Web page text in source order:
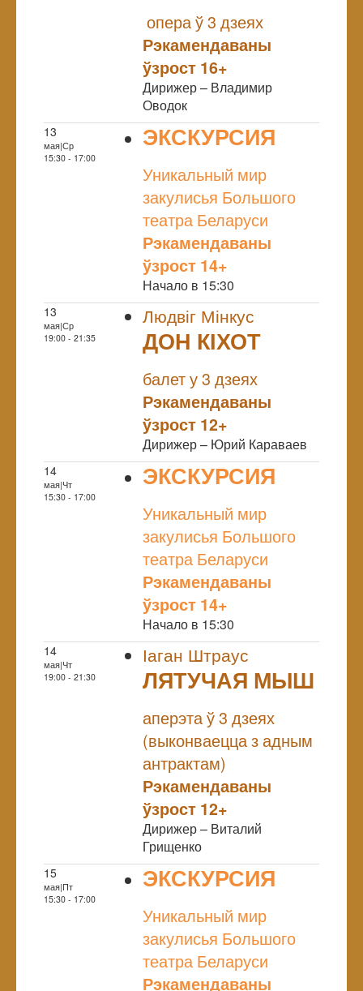
опера ў 3 дзеях
Рэкамендаваны
ўзрост 16+
Дирижер – Владимир
Оводок
13
мая|Ср
15:30 - 17:00
ЭКСКУРСИЯ
Уникальный мир
закулисья Большого
театра Беларуси
Рэкамендаваны
ўзрост 14+
Начало в 15:30
13
мая|Ср
19:00 - 21:35
Людвіг Мінкус
ДОН КІХОТ
балет у 3 дзеях
Рэкамендаваны
ўзрост 12+
Дирижер – Юрий Караваев
14
мая|Чт
15:30 - 17:00
ЭКСКУРСИЯ
Уникальный мир
закулисья Большого
театра Беларуси
Рэкамендаваны
ўзрост 14+
Начало в 15:30
14
мая|Чт
19:00 - 21:30
Іаган Штраус
ЛЯТУЧАЯ МЫШ
аперэта ў 3 дзеях
(выконваецца з адным
антрактам)
Рэкамендаваны
ўзрост 12+
Дирижер – Виталий
Грищенко
15
мая|Пт
15:30 - 17:00
ЭКСКУРСИЯ
Уникальный мир
закулисья Большого
театра Беларуси
Рэкамендаваны